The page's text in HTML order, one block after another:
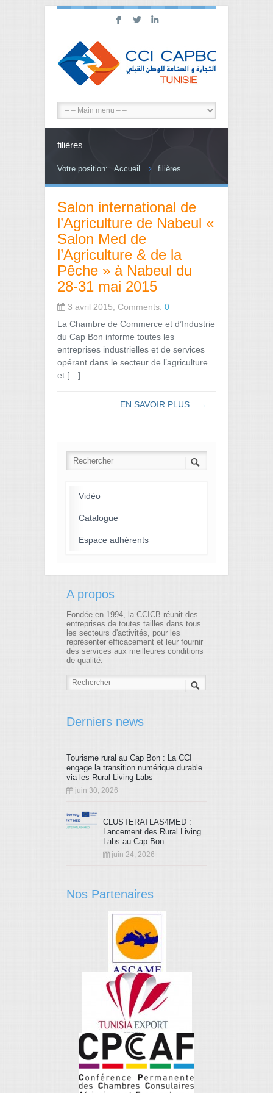
F L I
filières
Votre position: Accueil filières
Salon international de
l’Agriculture de Nabeul «
Salon Med de
l’Agriculture & de la
Pêche » à Nabeul du
28-31 mai 2015
3 avril 2015, Comments: 0
La Chambre de Commerce et d’Industrie
du Cap Bon informe toutes les
entreprises industrielles et de services
opérant dans le secteur de l’agriculture
et […]
EN SAVOIR PLUS →
Vidéo
Catalogue
Espace adhérents
A propos
Fondée en 1994, la CCICB réunit des
entreprises de toutes tailles dans tous
les secteurs d'activités, pour les
représenter efficacement et leur fournir
des services aux meilleures conditions
de qualité.
Derniers news
Tourisme rural au Cap Bon : La CCI
engage la transition numérique durable
via les Rural Living Labs
juin 30, 2026
CLUSTERATLAS4MED :
Lancement des Rural Living
Labs au Cap Bon
juin 24, 2026
Nos Partenaires